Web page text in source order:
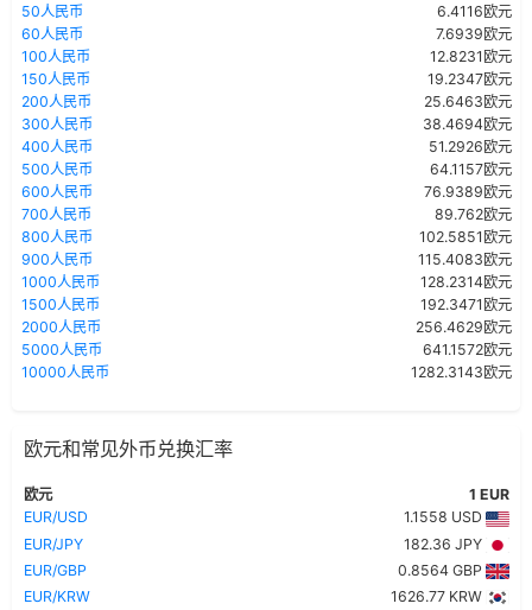
50人民币
6.4116欧元
60人民币
7.6939欧元
100人民币
12.8231欧元
150人民币
19.2347欧元
200人民币
25.6463欧元
300人民币
38.4694欧元
400人民币
51.2926欧元
500人民币
64.1157欧元
600人民币
76.9389欧元
700人民币
89.762欧元
800人民币
102.5851欧元
900人民币
115.4083欧元
1000人民币
128.2314欧元
1500人民币
192.3471欧元
2000人民币
256.4629欧元
5000人民币
641.1572欧元
10000人民币
1282.3143欧元
欧元和常见外币兑换汇率
欧元
1 EUR
EUR/USD
1.1558 USD
EUR/JPY
182.36 JPY
EUR/GBP
0.8564 GBP
EUR/KRW
1626.77 KRW